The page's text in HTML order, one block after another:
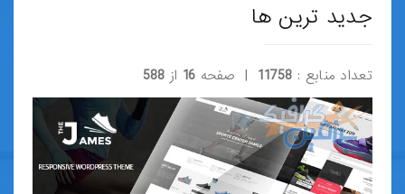
قالب-وردپرس
قالب-HTML
قالب-جوملا
قالب-پرستاشاپ
جدید ترین ها
تعداد منابع : 11758 | صفحه 16 از 588